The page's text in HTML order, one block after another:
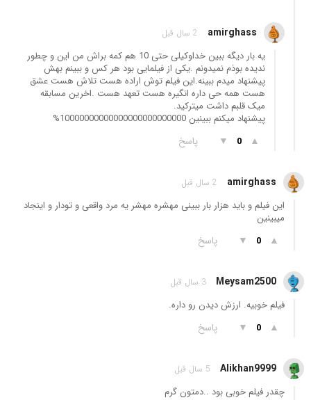
amirghass 2 سال قبل
یه بار دیگه ببین خداوکیلی حتی 10 هم کمه براش من این و چطور
ندیده بوذم نمیدونم .یکی از فیلمایی بود هر کس و ببینم بهش
پیشنهاد میدم ببینه.این فیلم توش اراده هست تلاش هست عشق
هست همه حی داره انگیره هست تعهد هست .اخرین مسابقه
میک قلبم داشت میترکید.
پیشنهاد میکنم ببینین 10000000000000000000000000%
▲
0
▼ پاسخ
amirghass 2 سال قبل
این فیلم و باید هزار بار ببینی مهشره مهشر یه مرد واقعی و تودار و اینجاد
میبینین
▲
0
▼ پاسخ
Meysam2500 3 سال قبل
فیلم خوبیه. ارزش دیدن رو داره.
▲
0
▼ پاسخ
Alikhan9999 5 سال قبل
چقدر فیلم خوبی بود ..دمتون گرم